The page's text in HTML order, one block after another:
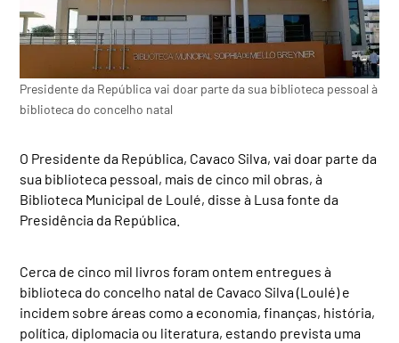
Presidente da República vai doar parte da sua biblioteca pessoal à
biblioteca do concelho natal
O Presidente da República, Cavaco Silva, vai doar parte da
sua biblioteca pessoal, mais de cinco mil obras, à
Biblioteca Municipal de Loulé, disse à Lusa fonte da
Presidência da República.
Cerca de cinco mil livros foram ontem entregues à
biblioteca do concelho natal de Cavaco Silva (Loulé) e
incidem sobre áreas como a economia, finanças, história,
política, diplomacia ou literatura, estando prevista uma